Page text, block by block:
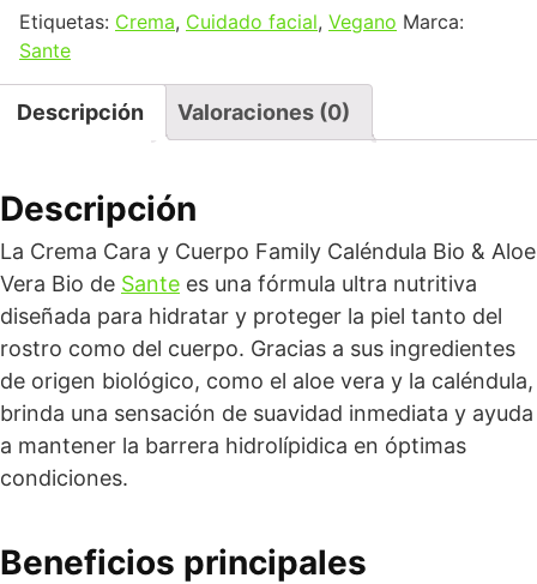
Etiquetas: Crema, Cuidado facial, Vegano Marca:
Sante
Descripción Valoraciones (0)
Descripción
La Crema Cara y Cuerpo Family Caléndula Bio & Aloe
Vera Bio de Sante es una fórmula ultra nutritiva
diseñada para hidratar y proteger la piel tanto del
rostro como del cuerpo. Gracias a sus ingredientes
de origen biológico, como el aloe vera y la caléndula,
brinda una sensación de suavidad inmediata y ayuda
a mantener la barrera hidrolípidica en óptimas
condiciones.
Beneficios principales